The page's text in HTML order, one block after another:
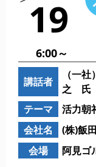
19
6:00～
講話者
（一
之 氏
テーマ
活力朝
会社名
(株)飯
会場
阿見